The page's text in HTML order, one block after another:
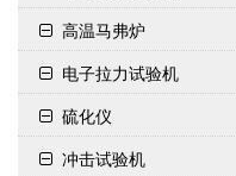
高温马弗炉
电子拉力试验机
硫化仪
冲击试验机